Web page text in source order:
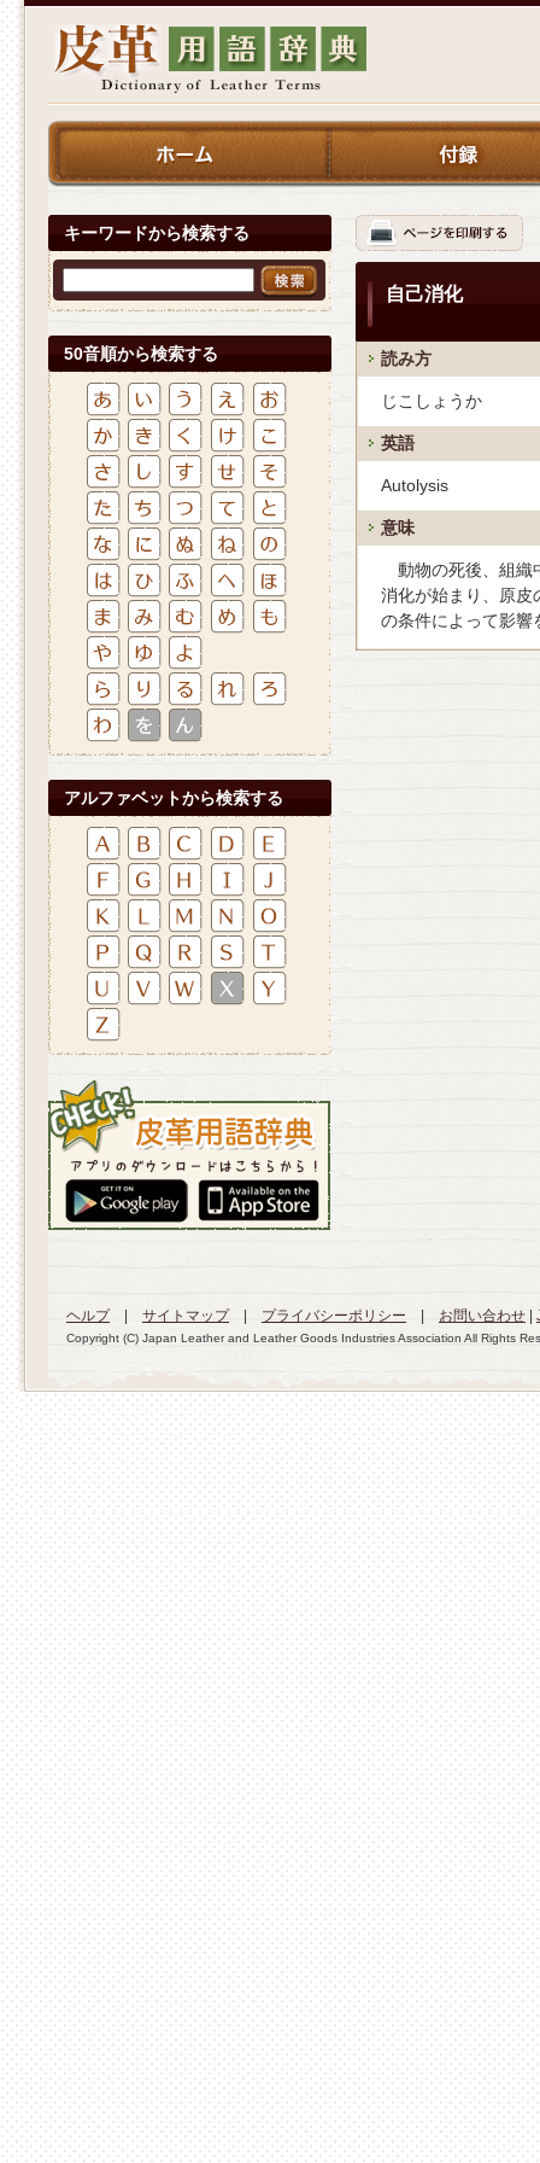
キーワードから検索する
50音順から検索する
アルファベットから検索する
自己消化
読み方
じこしょうか
英語
Autolysis
意味
動物の死後、組織
消化が始まり、原皮
の条件によって影響
ヘルプ| サイトマップ| プライバシーポリシー お問い合わせ
Copyright (C) Japan Leather and Leather Goods Industries Association All Rights